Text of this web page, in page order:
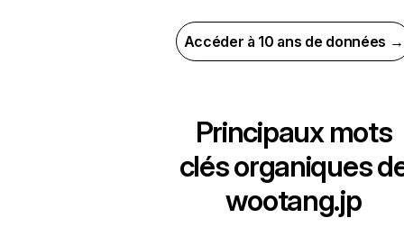
Accéder à 10 ans de données →
Principaux mots
clés organiques
wootang.jp